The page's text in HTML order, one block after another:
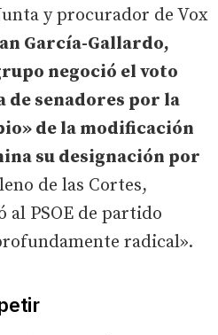
y procurador de Vox
García-Gallardo,
negoció el voto
senadores por la
de la modificación
su designación por
de las Cortes,
al PSOE de partido
radical».